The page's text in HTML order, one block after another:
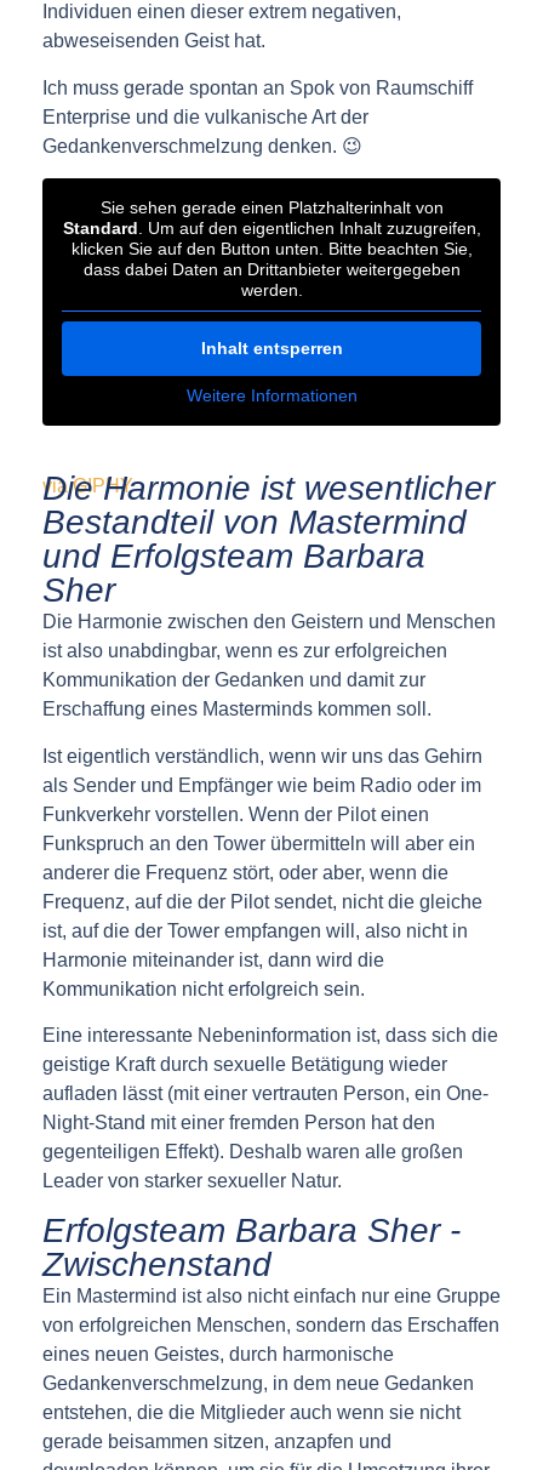
Individuen einen dieser extrem negativen,
abweseisenden Geist hat.
Ich muss gerade spontan an Spok von Raumschiff
Enterprise und die vulkanische Art der
Gedankenverschmelzung denken. 😉
Sie sehen gerade einen Platzhalterinhalt von
Standard . Um auf den eigentlichen Inhalt zuzugreifen,
klicken Sie auf den Button unten. Bitte beachten Sie,
dass dabei Daten an Drittanbieter weitergegeben
werden.
Inhalt entsperren
Weitere Informationen
via GIPHY
Die Harmonie ist wesentlicher
Bestandteil von Mastermind
und Erfolgsteam Barbara
Sher
Die Harmonie zwischen den Geistern und Menschen
ist also unabdingbar, wenn es zur erfolgreichen
Kommunikation der Gedanken und damit zur
Erschaffung eines Masterminds kommen soll.
Ist eigentlich verständlich, wenn wir uns das Gehirn
als Sender und Empfänger wie beim Radio oder im
Funkverkehr vorstellen. Wenn der Pilot einen
Funkspruch an den Tower übermitteln will aber ein
anderer die Frequenz stört, oder aber, wenn die
Frequenz, auf die der Pilot sendet, nicht die gleiche
ist, auf die der Tower empfangen will, also nicht in
Harmonie miteinander ist, dann wird die
Kommunikation nicht erfolgreich sein.
Eine interessante Nebeninformation ist, dass sich die
geistige Kraft durch sexuelle Betätigung wieder
aufladen lässt (mit einer vertrauten Person, ein One-
Night-Stand mit einer fremden Person hat den
gegenteiligen Effekt). Deshalb waren alle großen
Leader von starker sexueller Natur.
Erfolgsteam Barbara Sher -
Zwischenstand
Ein Mastermind ist also nicht einfach nur eine Gruppe
von erfolgreichen Menschen, sondern das Erschaffen
eines neuen Geistes, durch harmonische
Gedankenverschmelzung, in dem neue Gedanken
entstehen, die die Mitglieder auch wenn sie nicht
gerade beisammen sitzen, anzapfen und